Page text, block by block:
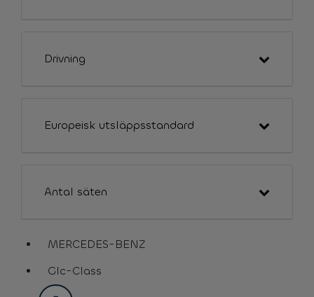
Drivning
Europeisk utsläppsstandard
Antal säten
MERCEDES-BENZ
Glc-Class
assistive.text.remove.filter.button